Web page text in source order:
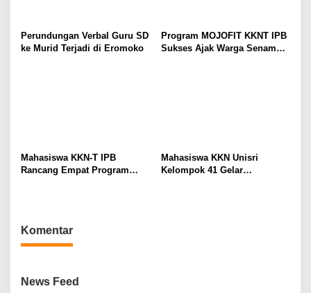
Perundungan Verbal Guru SD
ke Murid Terjadi di Eromoko
Program MOJOFIT KKNT IPB
Sukses Ajak Warga Senam
Mahasiswa KKN-T IPB
Rancang Empat Program
Tremes
Mahasiswa KKN Unisri
Kelompok 41 Gelar
Komentar
News Feed